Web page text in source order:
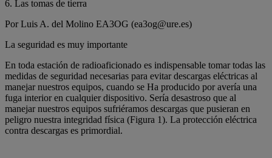
6. Las tomas de tierra
Por Luis A. del Molino EA3OG (ea3og@ure.es)
La seguridad es muy importante
En toda estación de radioaficionado es indispensable tomar todas las
medidas de seguridad necesarias para evitar descargas eléctricas al
manejar nuestros equipos, cuando se Ha producido por avería una
fuga interior en cualquier dispositivo. Sería desastroso que al
manejar nuestros equipos sufriéramos descargas que pusieran en
peligro nuestra integridad física (Figura 1). La protección eléctrica
contra descargas es primordial.